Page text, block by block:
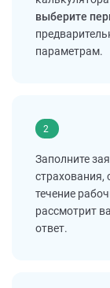
выберите
параметрам.
2
Заполните
страхования,
течение
рассмотрит
ответ.